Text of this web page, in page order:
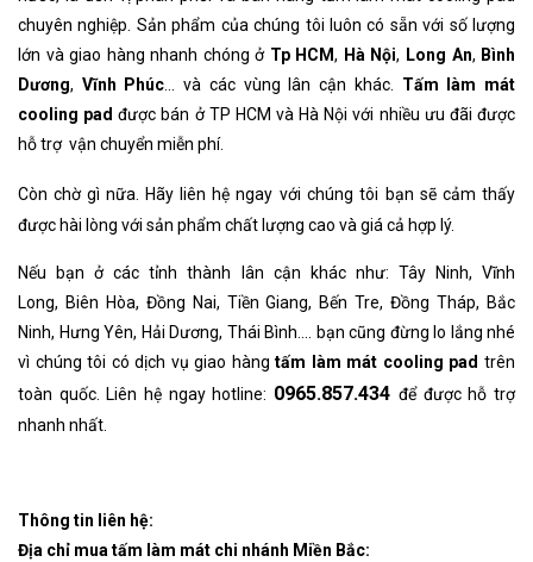
chuyên nghiệp. Sản phẩm của chúng tôi luôn có sẵn với số lượng
lớn và giao hàng nhanh chóng ở Tp HCM, Hà Nội, Long An, Bình
Dương, Vĩnh Phúc... và các vùng lân cận khác. Tấm làm mát
cooling pad được bán ở TP HCM và Hà Nội với nhiều ưu đãi được
hỗ trợ vận chuyển miễn phí.
Còn chờ gì nữa. Hãy liên hệ ngay với chúng tôi bạn sẽ cảm thấy
được hài lòng với sản phẩm chất lượng cao và giá cả hợp lý.
Nếu bạn ở các tỉnh thành lân cận khác như: Tây Ninh, Vĩnh
Long, Biên Hòa, Đồng Nai, Tiền Giang, Bến Tre, Đồng Tháp, Bắc
Ninh, Hưng Yên, Hải Dương, Thái Bình.... bạn cũng đừng lo lắng nhé
vì chúng tôi có dịch vụ giao hàngtấm làm mát cooling padtrên
toàn quốc. Liên hệ ngay hotline: 0965.857.434 để được hỗ trợ
nhanh nhất.
Thông tin liên hệ:
Địa chỉ mua tấm làm mát chi nhánh Miền Bắc: